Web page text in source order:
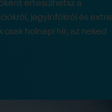
értesülhetsz a
jegyinfókról és extra
holnapi hír, az neked